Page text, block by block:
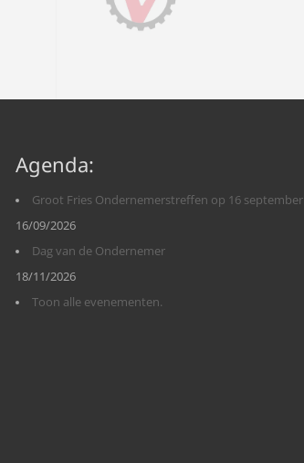
Agenda:
Groot Fries Ondernemerstreffen op 16 september
16/09/2026
Dag van de Ondernemer
18/11/2026
Toon alle evenementen.